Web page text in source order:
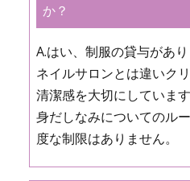
か？
A.はい、制服の貸与があ
ネイルサロンとは違いク
清潔感を大切にしていま
身だしなみについてのル
度な制限はありません。